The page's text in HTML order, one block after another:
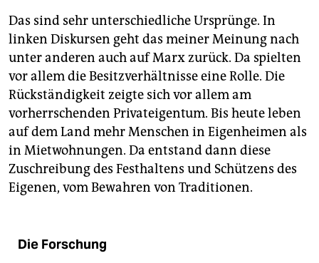
Das sind sehr unterschiedliche Ursprünge. In
linken Diskursen geht das meiner Meinung nach
unter anderen auch auf Marx zurück. Da spielten
vor allem die Besitzverhältnisse eine Rolle. Die
Rückständigkeit zeigte sich vor allem am
vorherrschenden Privateigentum. Bis heute leben
auf dem Land mehr Menschen in Eigenheimen als
in Mietwohnungen. Da entstand dann diese
Zuschreibung des Festhaltens und Schützens des
Eigenen, vom Bewahren von Traditionen.
Die Forschung